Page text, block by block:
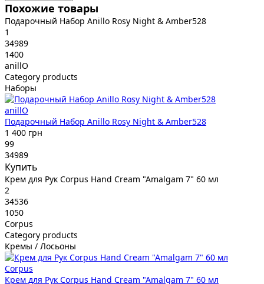
Похожие товары
Подарочный Набор Anillo Rosy Night & Amber528
1
34989
1400
anillO
Category products
Наборы
anillO
Подарочный Набор Anillo Rosy Night & Amber528
1 400 грн
99
34989
Купить
Крем для Рук Corpus Hand Cream "Amalgam 7" 60 мл
2
34536
1050
Corpus
Category products
Кремы / Лосьоны
Corpus
Крем для Рук Corpus Hand Cream "Amalgam 7" 60 мл